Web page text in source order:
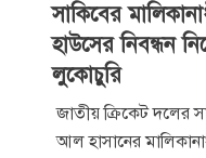
সাকিবের
হাউসের নিবন্ধন
লুকোচুরি
জাতীয় ক্রিকেট দলের
আল হাসানের